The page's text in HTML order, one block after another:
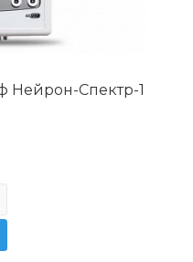
Нейрон-Спектр-1